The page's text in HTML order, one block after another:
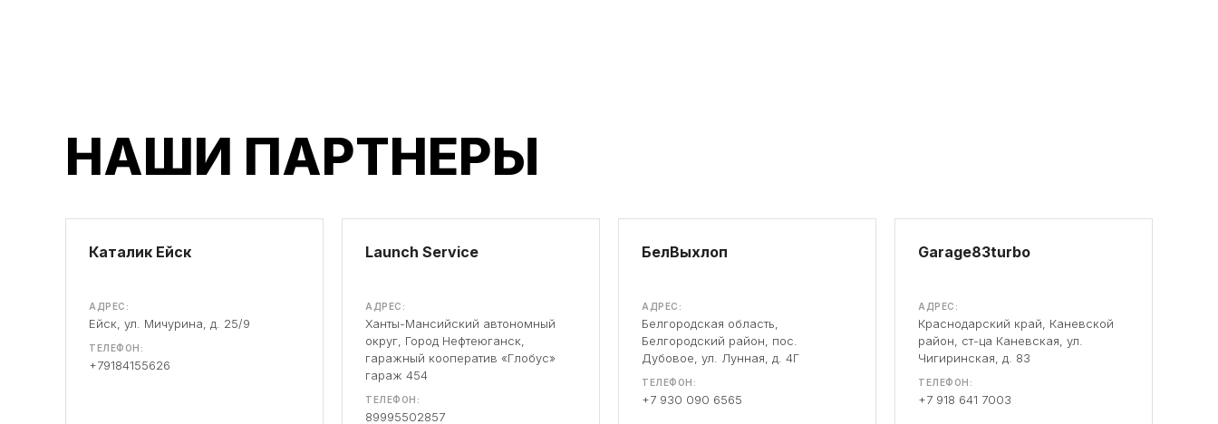
НАШИ ПАРТНЕРЫ
Каталик Ейск
АДРЕС:
Ейск, ул. Мичурина, д. 25/9
ТЕЛЕФОН:
+79184155626
Launch Service
АДРЕС:
Ханты-Мансийский автономный
округ, Город Нефтеюганск,
гаражный кооператив «Глобус»
гараж 454
ТЕЛЕФОН:
89995502857
БелВыхлоп
АДРЕС:
Белгородская область,
Белгородский район, пос.
Дубовое, ул. Лунная, д. 4Г
ТЕЛЕФОН:
+7 930 090 6565
Garage83turbo
АДРЕС:
Краснодарский край, Каневской
район, ст-ца Каневская, ул.
Чигиринская, д. 83
ТЕЛЕФОН:
+7 918 641 7003